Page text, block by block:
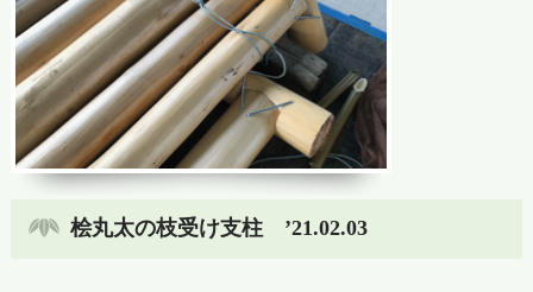
桧丸太の枝受け支柱 ’21.02.03